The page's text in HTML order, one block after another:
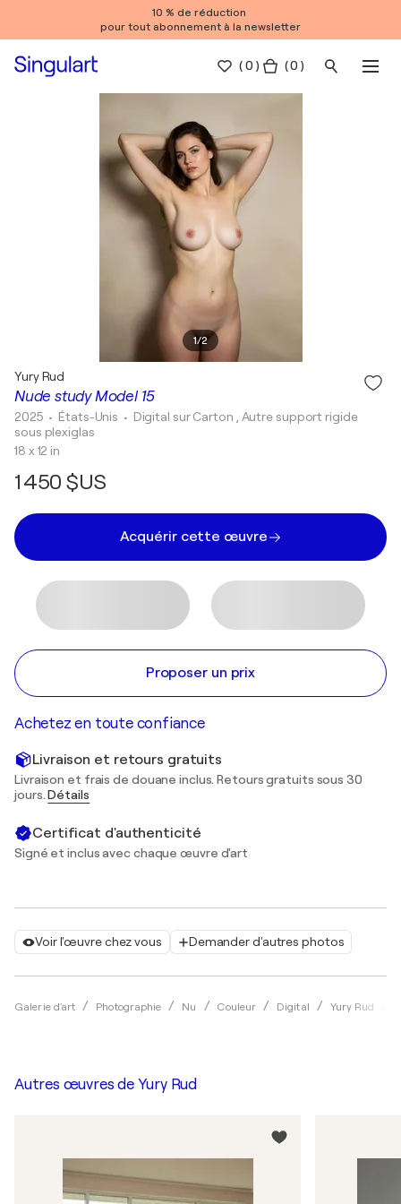
10 % de réduction
pour tout abonnement à la newsletter
(0 ) ( 0 )
1/2
Voir l'œuvre chez vous Demander d'autres photos
Galerie d'art Photographie Nu Couleur Digital Yury Rud
Nude study Model 15
Yury Rud
2025 • États-Unis • Digital sur Carton , Autre support rigide
sous plexiglas
18 x 12 in
1 450 $US
Acquérir cette œuvre
Proposer un prix
Achetez en toute confiance
Livraison et retours gratuits
Livraison et frais de douane inclus. Retours gratuits sous 30
jours.Détails
Certificat d'authenticité
Signé et inclus avec chaque œuvre d'art
Autres œuvres de Yury Rud